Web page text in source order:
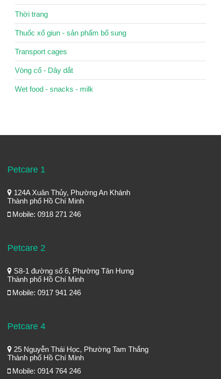
Thời trang
Thuốc xổ giun - sản phẩm bổ sung
Transport cages
Vòng cổ - Dây dắt
Wet food - snacks - milk
Petcare 1
124A Xuân Thủy, Phường An Khánh
Thành phố Hồ Chí Minh
Mobile: 0918 271 246
Petcare 2
S8-1 đường số 6, Phường Tân Hưng
Thành phố Hồ Chí Minh
Mobile: 0917 941 246
Petcare 4
25 Nguyễn Thái Học, Phường Tam Thắng
Thành phố Hồ Chí Minh
Mobile: 0914 764 246